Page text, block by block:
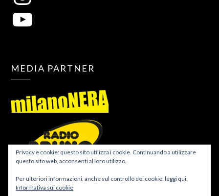
MEDIA PARTNER
Privacy e cookie: questo sito utilizza i cookie. Continuando a utilizzare
questo sito web, acconsenti al loro utilizzo.
Per ulteriori informazioni, anche sul controllo dei cookie, leggi qui:
Informativa sui cookie